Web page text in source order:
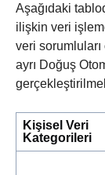
Aşağıdaki
ilişkin veri
veri
ayrı Doğuş
Kişisel Veri
Kategorileri